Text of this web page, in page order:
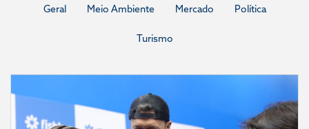
Geral Meio Ambiente Mercado Política
Turismo